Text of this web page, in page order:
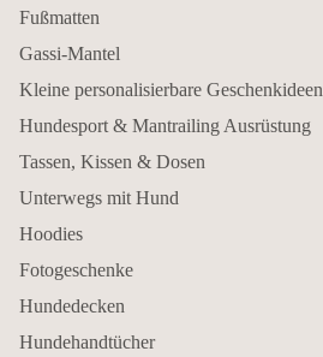
Fußmatten
Gassi-Mantel
Kleine personalisierbare Geschenkideen
Hundesport & Mantrailing Ausrüstung
Tassen, Kissen & Dosen
Unterwegs mit Hund
Hoodies
Fotogeschenke
Hundedecken
Hundehandtücher